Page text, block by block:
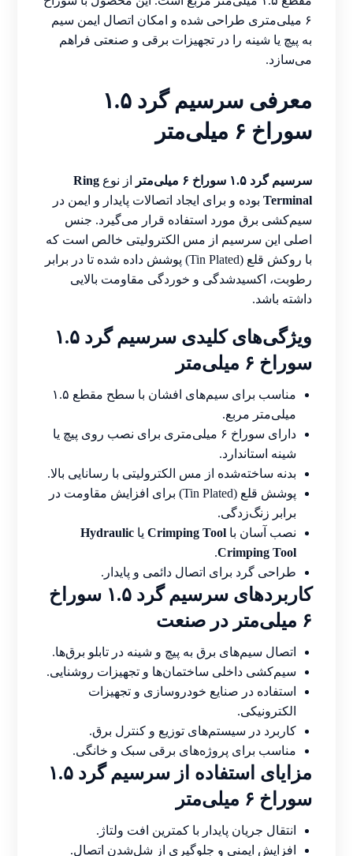
۶ میلی‌متری طراحی شده و امکان اتصال ایمن سیم
به پیچ یا شینه را در تجهیزات برقی و صنعتی فراهم
می‌سازد.
معرفی سرسیم گرد ۱.۵
سوراخ ۶ میلی‌متر
سرسیم گرد ۱.۵ سوراخ ۶ میلی‌متر از نوعRing
Terminal بوده و برای ایجاد اتصالات پایدار و ایمن در
سیم‌کشی برق مورد استفاده قرار می‌گیرد. جنس
اصلی این سرسیم از مس الکترولیتی خالص است که
با روکش قلع (Tin Plated) پوشش داده شده تا در برابر
رطوبت، اکسیدشدگی و خوردگی مقاومت بالایی
داشته باشد.
ویژگی‌های کلیدی سرسیم گرد ۱.۵
سوراخ ۶ میلی‌متر
مناسب برای سیم‌های افشان با سطح مقطع ۱.۵
میلی‌متر مربع.
دارای سوراخ ۶ میلی‌متری برای نصب روی پیچ یا
شینه استاندارد.
بدنه ساخته‌شده از مس الکترولیتی با رسانایی بالا.
پوشش قلع (Tin Plated) برای افزایش مقاومت در
برابر زنگ‌زدگی.
نصب آسان باCrimping Tool یاHydraulic
Crimping Tool
.
طراحی گرد برای اتصال دائمی و پایدار.
کاربردهای سرسیم گرد ۱.۵ سوراخ
۶ میلی‌متر در صنعت
اتصال سیم‌های برق به پیچ و شینه در تابلو برق‌ها.
سیم‌کشی داخلی ساختمان‌ها و تجهیزات روشنایی.
استفاده در صنایع خودروسازی و تجهیزات
الکترونیکی.
کاربرد در سیستم‌های توزیع و کنترل برق.
مناسب برای پروژه‌های برقی سبک و خانگی.
مزایای استفاده از سرسیم گرد ۱.۵
سوراخ ۶ میلی‌متر
انتقال جریان پایدار با کمترین افت ولتاژ.
افزایش ایمنی و جلوگیری از شل‌شدن اتصال.